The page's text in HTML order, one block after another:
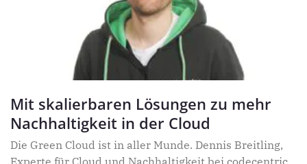
Mit skalierbaren Lösungen zu mehr
Nachhaltigkeit in der Cloud
Die Green Cloud ist in aller Munde. Dennis Breitling,
Experte für Cloud und Nachhaltigkeit bei codecentric